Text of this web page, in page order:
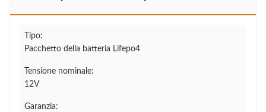
Tipo:
Pacchetto della batteria Lifepo4
Tensione nominale:
12V
Garanzia: